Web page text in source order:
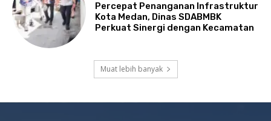
Percepat Penanganan Infrastruktur
Kota Medan, Dinas SDABMBK
Perkuat Sinergi dengan Kecamatan
Muat lebih banyak